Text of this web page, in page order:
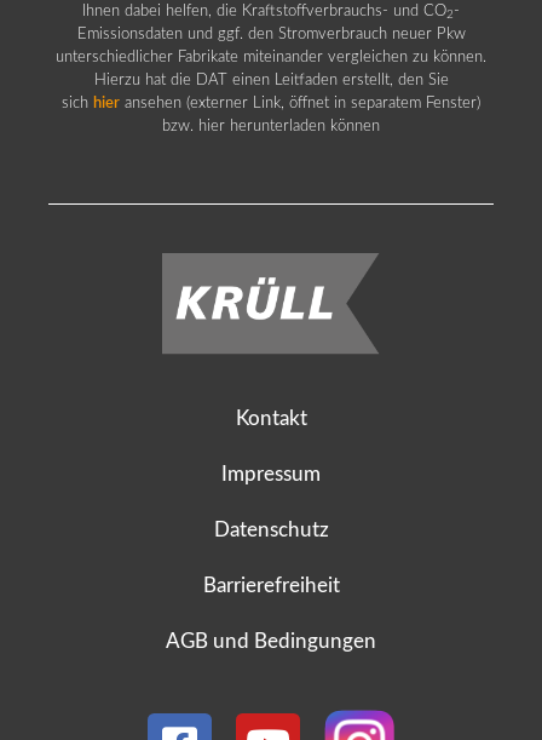
Ihnen dabei helfen, die Kraftstoffverbrauchs- und CO2 -
Emissionsdaten und ggf. den Stromverbrauch neuer Pkw
unterschiedlicher Fabrikate miteinander vergleichen zu können.
Hierzu hat die DAT einen Leitfaden erstellt, den Sie
sich hier ansehen (externer Link, öffnet in separatem Fenster)
bzw. hier herunterladen können
Kontakt
Impressum
Datenschutz
Barrierefreiheit
AGB und Bedingungen